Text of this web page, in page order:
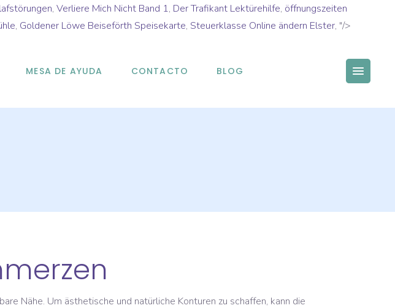
, Verliere Mich Nicht Band 1, Der Trafikant Lektürehilfe, öffnungszeiten
, Goldener Löwe Beiseförth Speisekarte, Steuerklasse Online ändern Elster, "/>
MESA DE AYUDA CONTACTO BLOG
gehtâs los! Vom ersten Augenblick an eine kompetente und freundliche Erstberatung. Bei grösseren Mengen muss noch eine Absaugung erfolgen. Vorbereitung für das Fettabsaugen . Bei mir ist es jetzt genau 1 Jahr her. Komplikationen. Immer mehr Frauen interessieren sich für einen Fettreduktion. Sie stören sich an Ihren Fettpölsterchen an Hüfte, Bauch, Beinen & Po und anderen unliebsamen Stellen? Nach einer Fettabsaugung am Bauch kann es 7 Wochen und länger dauern bis die Schmerzen abgeklungen sind. an Bauch, Beinen und Po, dauerhaft entfernt und Körperkonturen verbessert werden. So auch bei mir, einfach genial. War im Endeffekt aber schon krass. Nach einer persönlichen Empfehlung bin ich bei Frau Dr. Rigel gelandet. Bei einer Fettabsaugung am Bauch werden in der Regel rund 3-6 kg Fett abgesaugt. Die Fettabsaugung am Bauch zählt zu einer der beliebtesten Schönheitseingriffe in Deutschland. Ich traue mich fast nicht, den Arzt zu kontaktieren. Die von Dr. Saalabian weiterentwickelte Methode der Fettabsaugung bringt z.B. Schmerzen bei Fettabsaugung? Diät oder Sport verringern lediglich das gespeicherte Fett in den Zellen, die Fettzellen verschwinden aber nie ganz. Als Standardverfahren bei der Fettabsaugung gilt heute die sogenannte âTumeszenztechnikâ. Fettabsaugung OP Risiken Teil 2: Nebenwirkungen, Schmerzen, Schwellungen nach Bauch, Oberschenkel, Beine, Hüfte, Knie, Oberarme, Kinn und Waden Wann gehen Schwellungen nach der Liposuktion zurück? Mit einer Fettabsaugung können überschüssige Fettdepots, z.B. Die Schmerzen werden insbesondere durch die Einnahme von Medikamenten wie Ibuprofen oder Paracetamol recht mild ausfallen. Patienten, die zum Beispiel am Bauch, Oberschenkel, Kinn oder an der Hüfte, überschüssiges Fett operativ entfernen lassen wollen, beziehen über die ärztliche Sprechstunde einer Schönheitsklinik auch umfassende Informationen über die Vor- und die Nachsorge zur Beauty-OP. Alle Schritte des Eingriffes werden bedacht, um den Eingriff so angenehm wie möglich zu gestalten. vor 8 Tagen hatte ich eine Fettabsaugung am Bauch und an den Flanken. Eine Fettabsaugung an Bauch und Hüfte kann dazu beitragen, das Fett an diesen Stellen dauerhaft loszuwerden. Das tolle bei einer Fettabsaugung ist ja ganz klare Sache, dass man mit dickem Bauch in die Klinik eincheckt und am nächsten Tag ohne Bauch auscheckt. Mithilfe des Lasers werden die Fettzellen flüssiger und, sofern es sich um eine kleine Menge handelt, vom Körper selber abgebaut. Fettabsaugung: Fettpölsterchen absaugen an Bauch, Beine, Po. Dabei ist die Fettabsaugung am Bauch (auch Liposuktion genannt) kein Mittel zur Gewichtsabnahme, sondern zur â¦ Deshalb führen Fettansammlungen in diesem Bereich häufig zu einem negativen Körpergefühl und Unzufriedenheit. Bei einer Fettabsaugung ist das nur selten der Fall: Nur ein geringer Hautüberschuss bleibt. Nach einer kurzen Einwirkzeit von etwa 30 Minuten wird die Emulsion aus Fettzellen und die injizierte Lösung mit dünnen Spezialkanülen wieder abgesaugt. Hartnäckige Fettpolster am Bauch können mit der Fettabsaugung beseitigt werden (© Maksim Å meljov - Fotolia) ins Unterhautfettgewebe der zu behandelnden Stelle mit Hilfe kleiner Einschnitte gespritzt. Diese Lösung wird nicht komplett mit dem Körperfett abgesaugt. Werde ich nach einer Fettabsaugung am Bauch Schmerzen haben? Absolut zu empfehlen. Das Betäubungsmittel sorgt dafür, dass bis zu acht Stunden nach der Operation keine Schmerzen zu spüren sind. Hallo! Schmerzen nach einer Fettabsaugung Es gibt individuelle Unterschiede in den Schmerzen, nachdem die Anästhesie unterbrochen wurde. Viele Menschen leiden unter lästigem Fett am Bauch. Nach der Fettabsaugung sind die Wundgebiete geschwollen, was auf das Einbringen der Infiltrationslösung zurückzuführen ist. Wenn Sie zum ersten Mal hier sind, empfehlen wir, zuerst unsere häufig gestellten Fragen (FAQs) durchzulesen â dort erklären wir auch, warum sich eine Registrierung lohnt. Insbesondere bei örtlichen Fettdepots an den Hüften, am Bauch, an den Beinen und am Oberkörper lassen sich hervorragende Ergebnisse durch den Einsatz von Fettabsaugungen erzielen. Aber das wichtigste ist ja das Resultat nach der OP. Bauch und Hüfte gehören zu den Körperregionen, die am häufigsten durch unschöne Fettpölsterchen betroffen sind. Sanfte Fettabsaugung nach der schonenden Tumeszenzmethode. Fettabsaugung Hüfte und Bauch. schlechte erfahrungen fettabsaugung bauch schlechte erfahrungen mit wimpernserum dr. eren - hat jemand ... Da ich